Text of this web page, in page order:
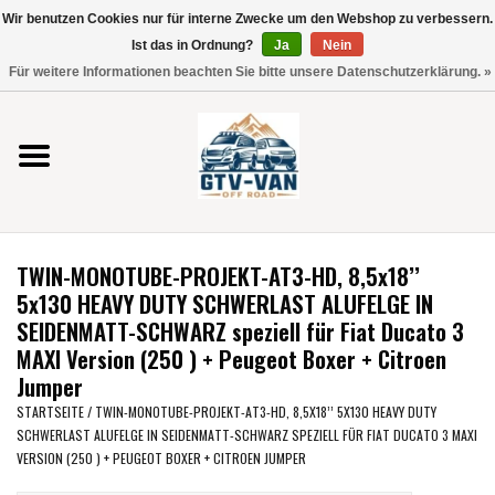
Verwende
die
nach
oben
und
unten,
verfügbare
Ergebnis
auszuwählen.
Drücke
Eingabetaste,
um
zum
Vito / V-Klasse 447
Viano /Vito 639
VW T7 2025
VW T6
VW T5
TWIN-MONOTUBE-PROJEKT-AT3-HD, 8,5x18’’
5x130 HEAVY DUTY SCHWERLAST ALUFELGE IN
SEIDENMATT-SCHWARZ speziell für Fiat Ducato 3
MAXI Version (250 ) + Peugeot Boxer + Citroen
Jumper
STARTSEITE/ TWIN-MONOTUBE-PROJEKT-AT3-HD, 8,5X18’’ 5X130 HEAVY DUTY
SCHWERLAST ALUFELGE IN SEIDENMATT-SCHWARZ SPEZIELL FÜR FIAT DUCATO 3 MAXI
VERSION (250 ) + PEUGEOT BOXER + CITROEN JUMPER
Wir benutzen Cookies nur für interne Zwecke um den Webshop zu verbessern.
Ist das in Ordnung?
Ja
Nein
Für weitere Informationen beachten Sie bitte unsere Datenschutzerklärung. »